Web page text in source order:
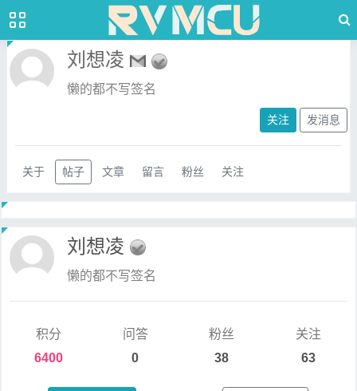
刘想凌
懒的都不写签名
关注 发消息
关于 帖子 文章 留言 粉丝 关注
刘想凌
懒的都不写签名
积分
6400
问答
0
粉丝
38
关注
63